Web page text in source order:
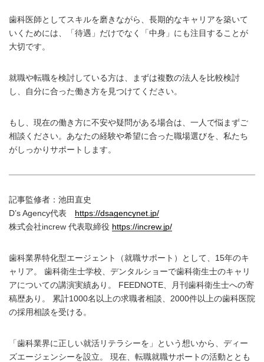
歯科医師としてスキルを磨きながら、長期的なキャリアを築いて
いくためには、「待遇」だけでなく「中身」にも注目することが
大切です。
就職や転職を検討している方は、まずは複数の法人を比較検討
し、自分に合った働き方を見つけてください。
もし、現在の働き方に不安や疑問がある場合は、一人で悩まずご
相談ください。あなたの経験や希望に合った職場選びを、私たち
がしっかりサポートします。
記事監修者：池田直史
D’s Agency代表 https://dsagencynet.jp/
株式会社increw 代表取締役 https://increw.jp/
歯科業界特化型エージェント（就職サポート）として、15年のキ
ャリア。 歯科衛生士学校、デンタルショーで歯科衛生士のキャリ
アについての講演実績あり。 FEEDNOTE、月刊歯科衛生士への寄
稿歴あり。 累計1000名以上の求職者相談、2000件以上の歯科医院
の採用相談を受ける。
「歯科業界に正しい就活リテラシーを」という想いから、ディー
ズエージェンシーを設立。 現在、転職就職サポートの活動ととも